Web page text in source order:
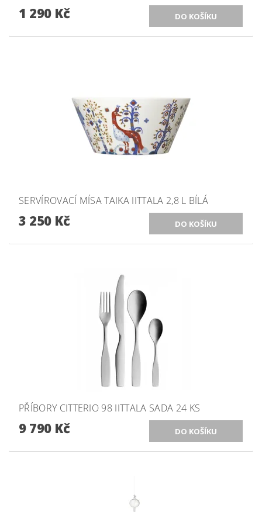
1 290 Kč
SERVÍROVACÍ MÍSA TAIKA IITTALA 2,8 L BÍLÁ
3 250 Kč
PŘÍBORY CITTERIO 98 IITTALA SADA 24 KS
9 790 Kč